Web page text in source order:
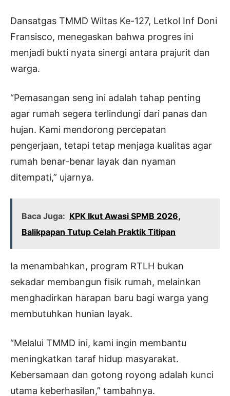
Dansatgas TMMD Wiltas Ke-127, Letkol Inf Doni
Fransisco, menegaskan bahwa progres ini
menjadi bukti nyata sinergi antara prajurit dan
warga.
“Pemasangan seng ini adalah tahap penting
agar rumah segera terlindungi dari panas dan
hujan. Kami mendorong percepatan
pengerjaan, tetapi tetap menjaga kualitas agar
rumah benar-benar layak dan nyaman
ditempati,” ujarnya.
Baca Juga: KPK Ikut Awasi SPMB 2026,
Balikpapan Tutup Celah Praktik Titipan
Ia menambahkan, program RTLH bukan
sekadar membangun fisik rumah, melainkan
menghadirkan harapan baru bagi warga yang
membutuhkan hunian layak.
“Melalui TMMD ini, kami ingin membantu
meningkatkan taraf hidup masyarakat.
Kebersamaan dan gotong royong adalah kunci
utama keberhasilan,” tambahnya.